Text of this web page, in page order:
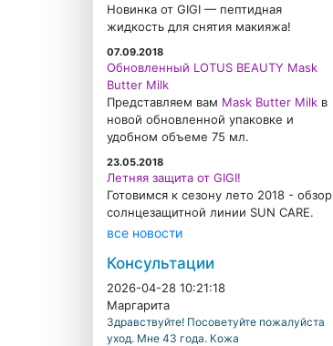
Новинка от GIGI — пептидная
жидкость для снятия макияжа!
07.09.2018
Обновленный LOTUS BEAUTY Mask
Butter Milk
Представляем вам Mask Butter Milk в
новой обновленной упаковке и
удобном объеме 75 мл.
23.05.2018
Летняя защита от GIGI!
Готовимся к сезону лето 2018 - обзор
солнцезащитной линии SUN CARE.
все новости
Консультации
2026-04-28 10:21:18
Маргарита
Здравствуйте! Посоветуйте пожалуйста
уход. Мне 43 года. Кожа